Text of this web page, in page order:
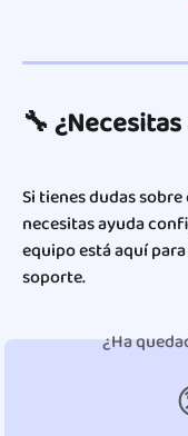
🔧
Si tienes dudas
necesitas ayuda
equipo está aquí
soporte.
¿Ha